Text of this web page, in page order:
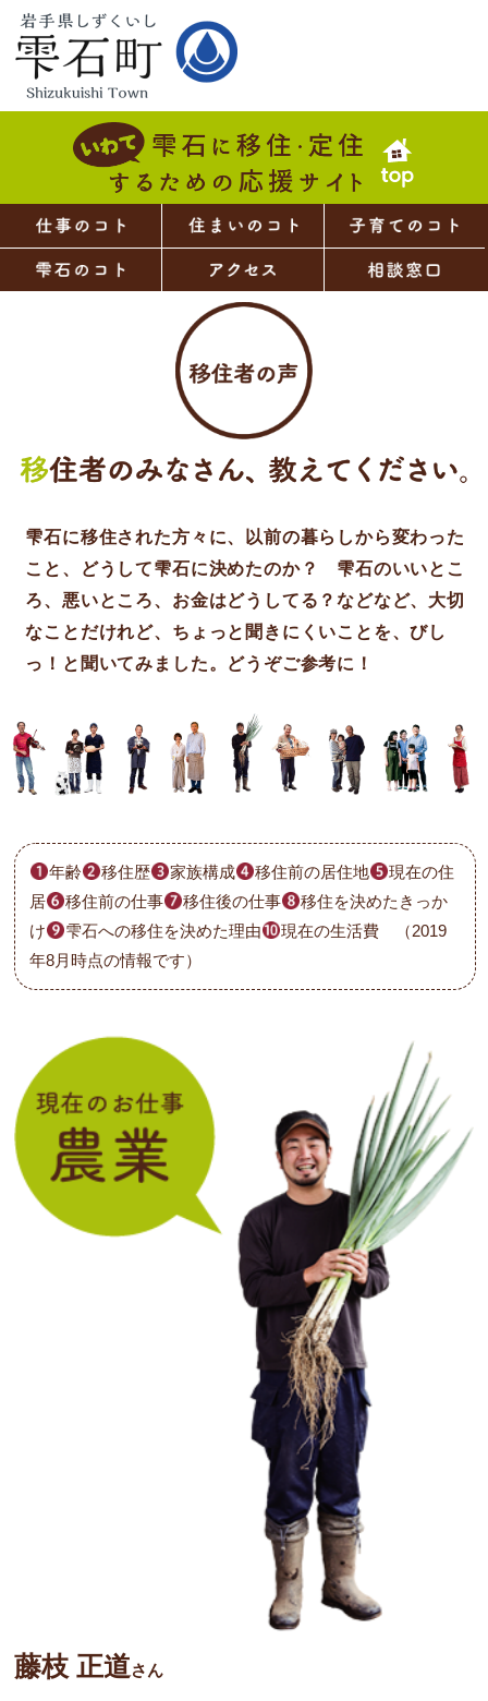
雫石に移住された方々に、以前の暮らしから変わった
こと、どうして雫石に決めたのか？ 雫石のいいとこ
ろ、悪いところ、お金はどうしてる？などなど、大切
なことだけれど、ちょっと聞きにくいことを、びし
っ！と聞いてみました。どうぞご参考に！
年齢 移住歴 家族構成 移住前の居住地
現在の住
居
移住前の仕事 移住後の仕事
移住を決めたきっか
け
雫石への移住を決めた理由
現在の生活費 （2019
年8月時点の情報です）
藤枝 正道さん